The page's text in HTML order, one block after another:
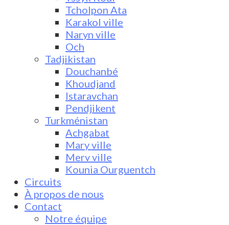
Tcholpon Ata
Karakol ville
Naryn ville
Och
Tadjikistan
Douchanbé
Khoudjand
Istaravchan
Pendjikent
Turkménistan
Achgabat
Mary ville
Merv ville
Kounia Ourguentch
Circuits
À propos de nous
Contact
Notre équipe